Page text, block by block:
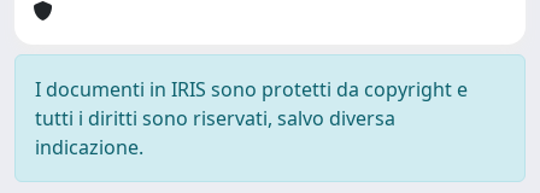
I documenti in IRIS sono protetti da copyright e
tutti i diritti sono riservati, salvo diversa
indicazione.